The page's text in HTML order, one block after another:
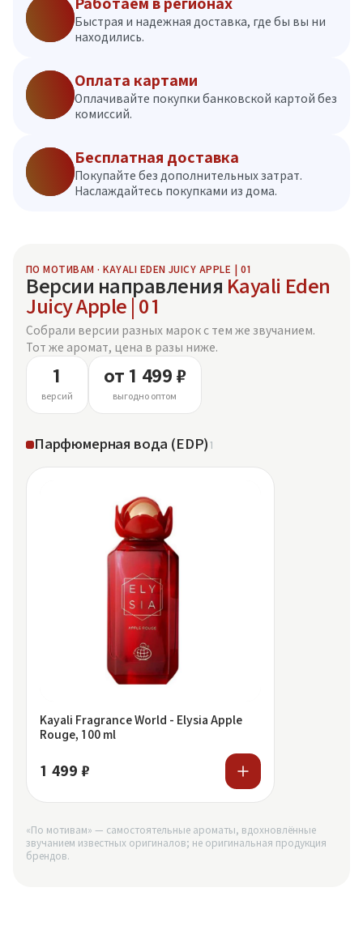
Работаем в регионах
Быстрая и надежная доставка, где бы вы ни
находились.
Оплата картами
Оплачивайте покупки банковской картой без
комиссий.
Бесплатная доставка
Покупайте без дополнительных затрат.
Наслаждайтесь покупками из дома.
ПО МОТИВАМ · KAYALI EDEN JUICY APPLE | 01
Версии направления Kayali Eden
Juicy Apple | 01
Собрали версии разных марок с тем же звучанием.
Тот же аромат, цена в разы ниже.
1
версий
от 1 499 ₽
выгодно оптом
Парфюмерная вода (EDP)1
Kayali Fragrance World - Elysia Apple
Rouge, 100 ml
1 499 ₽
«По мотивам» — самостоятельные ароматы, вдохновлённые
звучанием известных оригиналов; не оригинальная продукция
брендов.